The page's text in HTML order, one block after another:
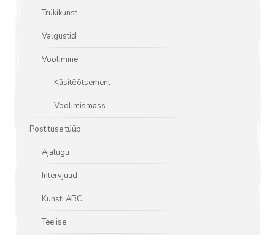
Trükikunst
Valgustid
Voolimine
Käsitöötsement
Voolimismass
Postituse tüüp
Ajalugu
Intervjuud
Kunsti ABC
Tee ise